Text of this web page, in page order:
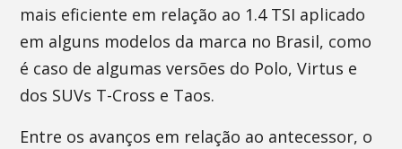
mais eficiente em relação ao 1.4 TSI aplicado
em alguns modelos da marca no Brasil, como
é caso de algumas versões do Polo, Virtus e
dos SUVs T-Cross e Taos.
Entre os avanços em relação ao antecessor, o